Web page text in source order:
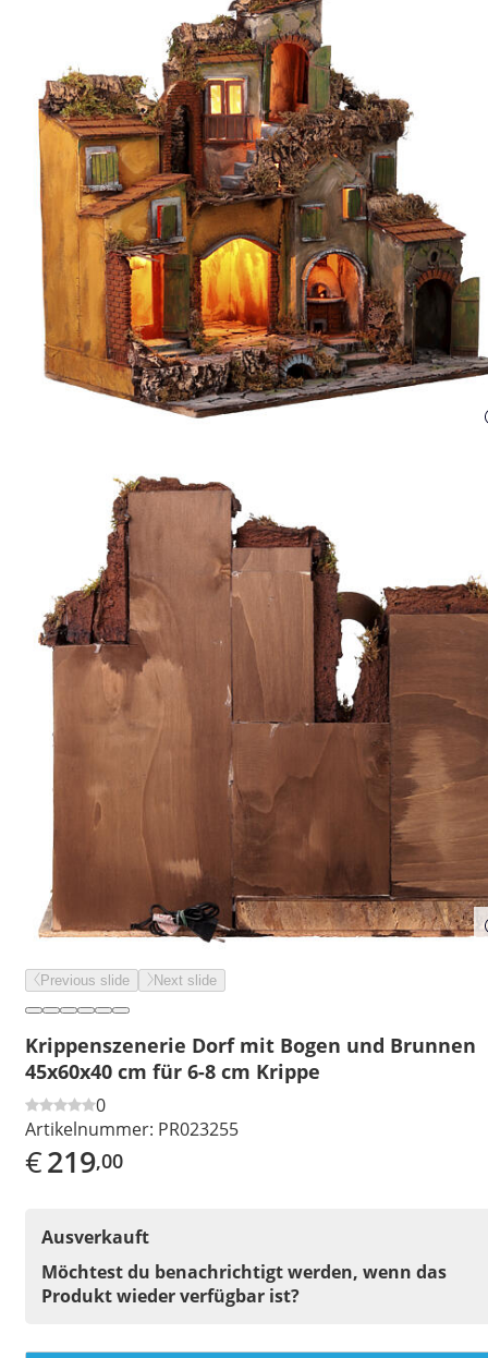
Previous slide Next slide
Krippenszenerie Dorf mit Bogen und Brunnen
45x60x40 cm für 6-8 cm Krippe
0
Artikelnummer: PR023255
€219,00
Ausverkauft
Möchtest du benachrichtigt werden, wenn das
Produkt wieder verfügbar ist?